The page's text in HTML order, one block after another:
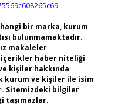
bir marka, kurum
bulunmamaktadır.
makaleler
içerikler haber niteliği
kişiler hakkında
kurum ve kişiler ile isim
Sitemizdeki bilgiler
taşımazlar.